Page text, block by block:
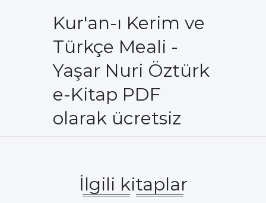
Kur'an-ı Kerim ve
Türkçe Meali -
Yaşar Nuri Öztürk
e-Kitap PDF
olarak ücretsiz
İlgili kitaplar